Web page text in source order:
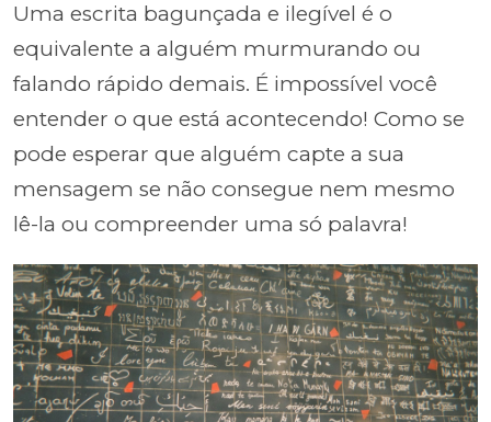
Uma escrita bagunçada e ilegível é o
equivalente a alguém murmurando ou
falando rápido demais. É impossível você
entender o que está acontecendo! Como se
pode esperar que alguém capte a sua
mensagem se não consegue nem mesmo
lê-la ou compreender uma só palavra!